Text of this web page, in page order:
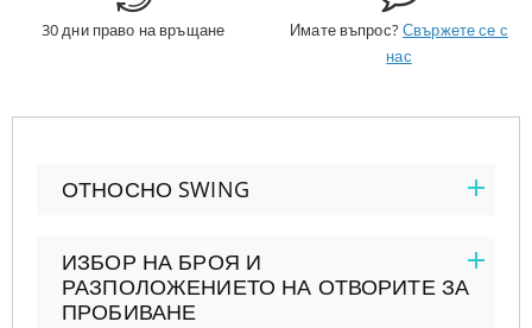
30 дни право на връщане Имате въпрос?Свържете се с
нас
ОТНОСНО SWING
ИЗБОР НА БРОЯ И
РАЗПОЛОЖЕНИЕТО НА ОТВОРИТЕ ЗА
ПРОБИВАНЕ